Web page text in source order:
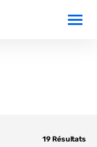
19 Résultats